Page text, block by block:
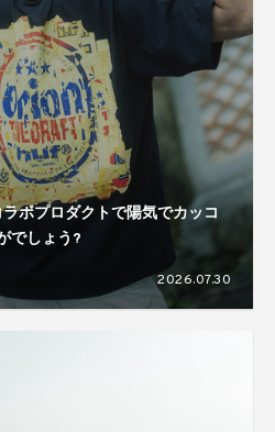
ボプロダクトで陽気でカッコ
でしょう?
2026.07.30